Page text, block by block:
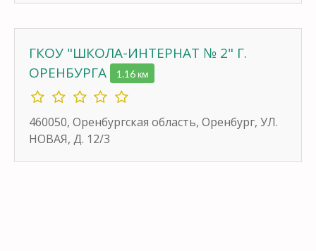
ГКОУ "ШКОЛА-ИНТЕРНАТ № 2" Г.
ОРЕНБУРГА
1.16 км
460050, Оренбургская область, Оренбург, УЛ.
НОВАЯ, Д. 12/3